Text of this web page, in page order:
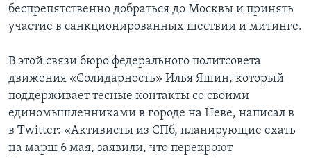
беспрепятственно добраться до Москвы и принять
участие в санкционированных шествии и митинге.
В этой связи бюро федерального политсовета
движения «Солидарность» Илья Яшин, который
поддерживает тесные контакты со своими
единомышленниками в городе на Неве, написал в
в Twitter: «Активисты из СПб, планирующие ехать
на марш 6 мая, заявили, что перекроют